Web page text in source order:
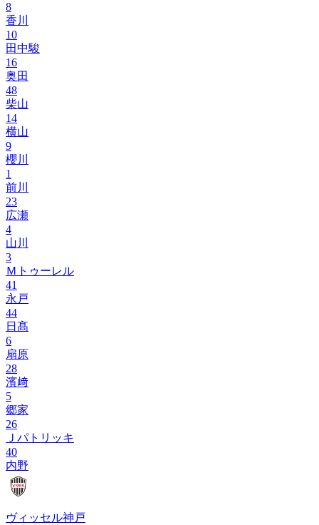
8
香川
10
田中駿
16
奥田
48
柴山
14
横山
9
櫻川
1
前川
23
広瀬
4
山川
3
Ｍトゥーレル
41
永戸
44
日髙
6
扇原
28
濱﨑
5
郷家
26
Ｊパトリッキ
40
内野
ヴィッセル神戸